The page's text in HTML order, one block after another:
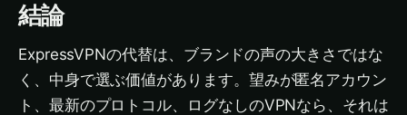
結論
ExpressVPNの代替は、ブランドの声の大きさではな
く、中身で選ぶ価値があります。望みが匿名アカウン
ト、最新のプロトコル、ログなしのVPNなら、それは